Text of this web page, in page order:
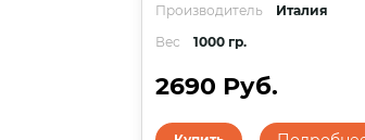
Производитель
Италия
Вес
1000 гр.
2690 Руб.